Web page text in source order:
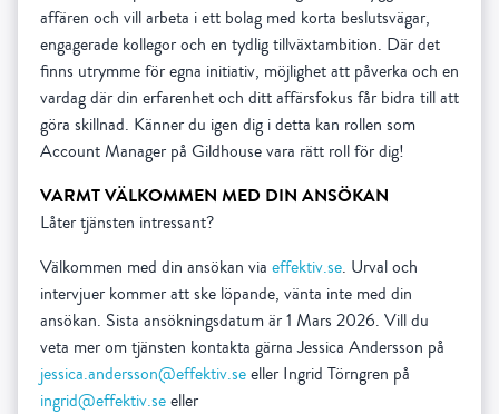
affären och vill arbeta i ett bolag med korta beslutsvägar,
engagerade kollegor och en tydlig tillväxtambition. Där det
finns utrymme för egna initiativ, möjlighet att påverka och en
vardag där din erfarenhet och ditt affärsfokus får bidra till att
göra skillnad. Känner du igen dig i detta kan rollen som
Account Manager på Gildhouse vara rätt roll för dig!
VARMT VÄLKOMMEN MED DIN ANSÖKAN
Låter tjänsten intressant?
Välkommen med din ansökan via effektiv.se. Urval och
intervjuer kommer att ske löpande, vänta inte med din
ansökan. Sista ansökningsdatum är 1 Mars 2026. Vill du
veta mer om tjänsten kontakta gärna Jessica Andersson på
jessica.andersson@effektiv.seeller Ingrid Törngren på
ingrid@effektiv.seeller